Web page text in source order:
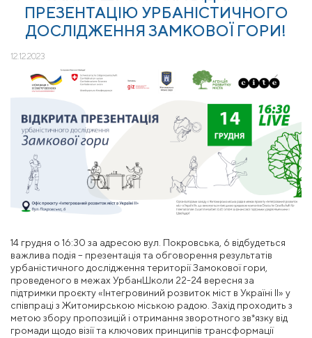
ПРЕЗЕНТАЦІЮ УРБАНІСТИЧНОГО
ДОСЛІДЖЕННЯ ЗАМКОВОЇ ГОРИ!
12.12.2023
14 грудня о 16:30 за адресою вул. Покровська, 6 відбудеться
важлива подія – презентація та обговорення результатів
урбаністичного дослідження території Замокової гори,
проведеного в межах УрбанШколи 22-24 вересня за
підтримки проєкту «Інтегровиний розвиток міст в Україні ІІ» у
співпраці з Житомирською міською радою. Захід проходить з
метою збору пропозицій і отримання зворотного зв*язку від
громади щодо візії та ключових принципів трансформації